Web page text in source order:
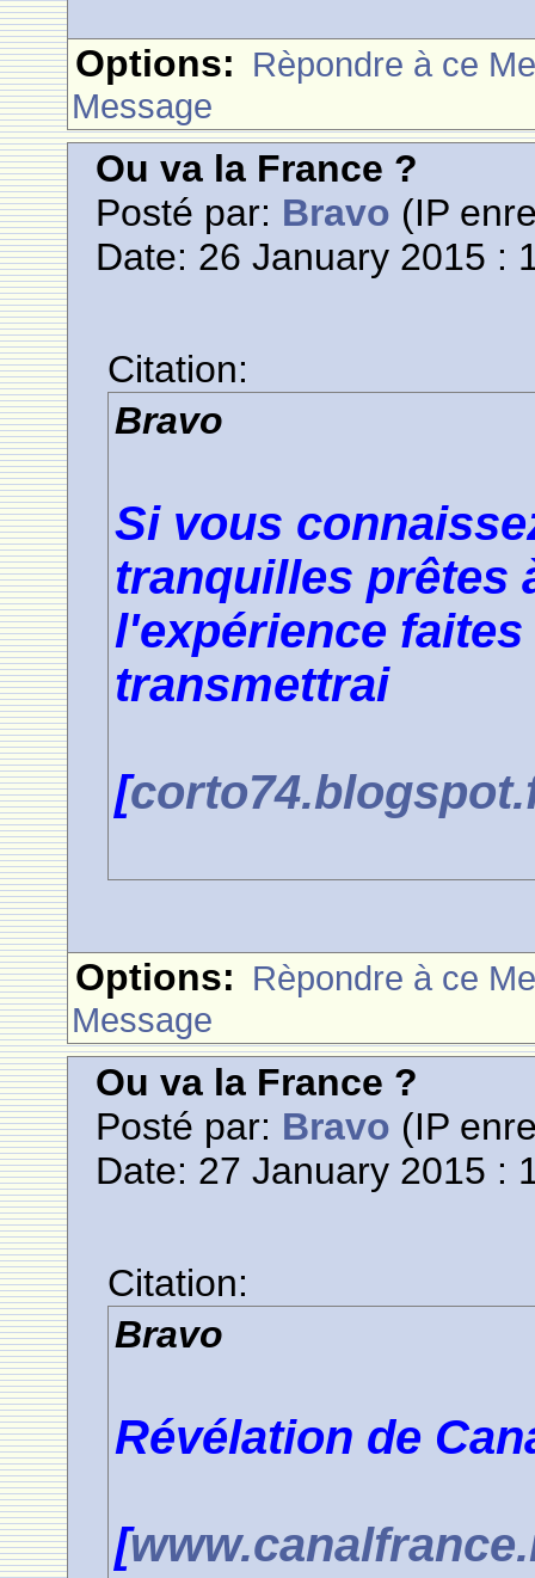
Options: Rèpondre à ce
Message
Ou va la France ?
Posté par: Bravo (IP
Date: 26 January 2015 :
Citation:
Bravo
Si vous
tranquilles prêtes
l'expérience
transmettrai
[
Options: Rèpondre à ce
Message
Ou va la France ?
Posté par: Bravo (IP
Date: 27 January 2015 :
Citation:
Bravo
Révélation de
[